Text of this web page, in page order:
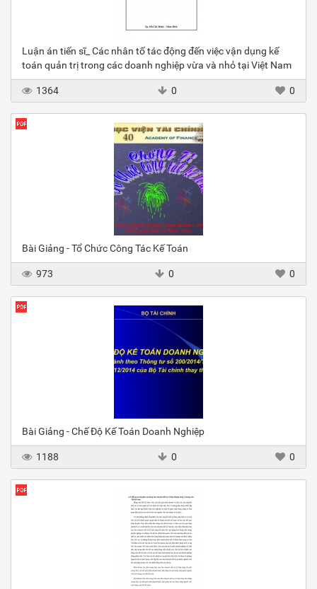
Luận án tiến sĩ_ Các nhân tố tác động đến việc vận dụng kế
toán quản trị trong các doanh nghiệp vừa và nhỏ tại Việt Nam
1364 0 0
Bài Giảng - Tổ Chức Công Tác Kế Toán
973 0 0
Bài Giảng - Chế Độ Kế Toán Doanh Nghiệp
1188 0 0